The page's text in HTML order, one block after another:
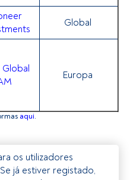
Global
Global
Europa
aqui.
os utilizadores
já estiver registado,